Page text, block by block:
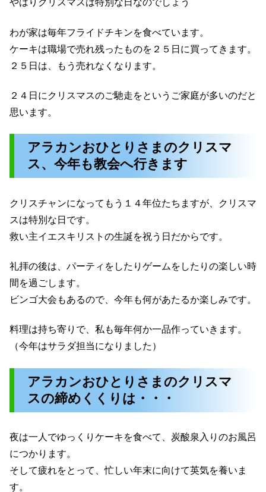
やはりクリスマスは特別な日なのでしょう
わが家は毎年フライドチキンを食べています。
ケーキは職場で売れ残ったものを２５日に買ってきます。
２５日は、もう売れなくなります。
２４日にクリスマスのご馳走をというご家庭が多いのだと
思います。
アラカンおひとりさまのクリスマ
ス、今年も教会へ行きます
クリスチャンになってもう１４年位たちますが、クリスマ
スは特別な日です。
救い主イエスキリストの生誕を祝う日だからです。
礼拝の後は、パーティをしたりゲームをしたりの楽しい時
間を過ごします。
ビンゴ大会もあるので、今年も何があたるか楽しみです。
料理は持ち寄りで、私も毎年何か一品作っていきます。
（今年はサラダ担当になりました）
アラカンおひとりさまのクリスマ
スの締めくくりは・・・
夜は一人でゆっくりケーキを食べて、炭酸泉入りのお風呂
につかります。
そして疲れをとって、忙しい年末に向けて英気を養いま
す。